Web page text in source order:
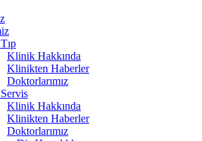
Klinik Hakkında
Klinikten Haberler
Doktorlarımız
Klinik Hakkında
Klinikten Haberler
Doktorlarımız